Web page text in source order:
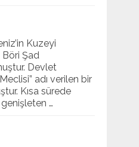
Kuzeyi
Böri Şad
Devlet
adı verilen bir
Kısa sürede
genişleten …